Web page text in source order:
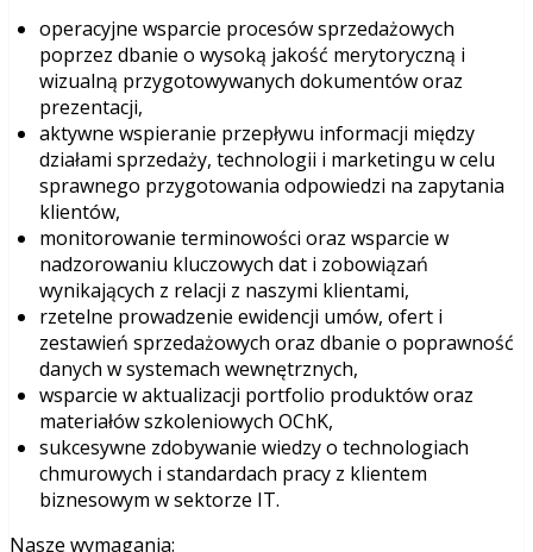
operacyjne wsparcie procesów sprzedażowych
poprzez dbanie o wysoką jakość merytoryczną i
wizualną przygotowywanych dokumentów oraz
prezentacji,
aktywne wspieranie przepływu informacji między
działami sprzedaży, technologii i marketingu w celu
sprawnego przygotowania odpowiedzi na zapytania
klientów,
monitorowanie terminowości oraz wsparcie w
nadzorowaniu kluczowych dat i zobowiązań
wynikających z relacji z naszymi klientami,
rzetelne prowadzenie ewidencji umów, ofert i
zestawień sprzedażowych oraz dbanie o poprawność
danych w systemach wewnętrznych,
wsparcie w aktualizacji portfolio produktów oraz
materiałów szkoleniowych OChK,
sukcesywne zdobywanie wiedzy o technologiach
chmurowych i standardach pracy z klientem
biznesowym w sektorze IT.
Nasze wymagania: